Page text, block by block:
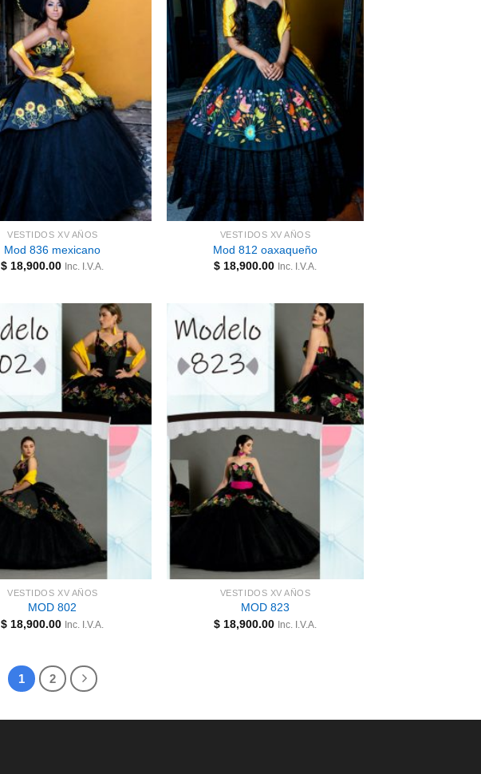
VESTIDOS XV AÑOS
Mod 836 mexicano
$ 18,900.00 Inc. I.V.A.
VESTIDOS XV AÑOS
Mod 812 oaxaqueño
$ 18,900.00 Inc. I.V.A.
VESTIDOS XV AÑOS
MOD 802
$ 18,900.00 Inc. I.V.A.
VESTIDOS XV AÑOS
MOD 823
$ 18,900.00 Inc. I.V.A.
1 2